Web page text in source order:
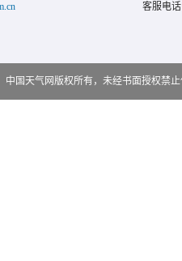
客服电
中国天气网版权所有，未经书面授权